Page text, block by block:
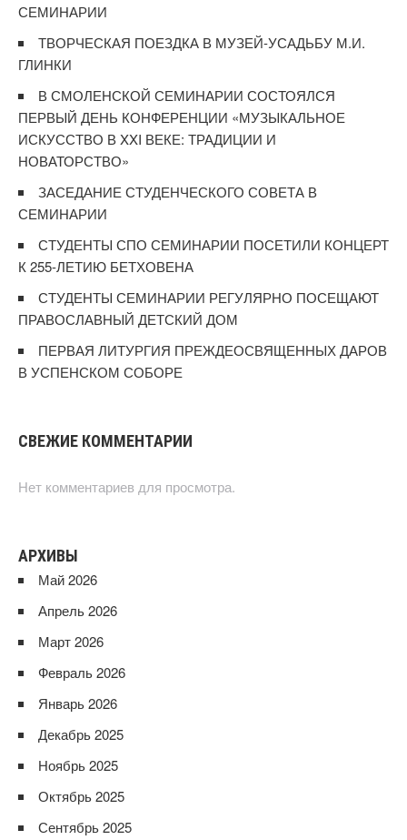
СЕМИНАРИИ
ТВОРЧЕСКАЯ ПОЕЗДКА В МУЗЕЙ-УСАДЬБУ М.И.
ГЛИНКИ
В СМОЛЕНСКОЙ СЕМИНАРИИ СОСТОЯЛСЯ
ПЕРВЫЙ ДЕНЬ КОНФЕРЕНЦИИ «МУЗЫКАЛЬНОЕ
ИСКУССТВО В XXI ВЕКЕ: ТРАДИЦИИ И
НОВАТОРСТВО»
ЗАСЕДАНИЕ СТУДЕНЧЕСКОГО СОВЕТА В
СЕМИНАРИИ
СТУДЕНТЫ СПО СЕМИНАРИИ ПОСЕТИЛИ КОНЦЕРТ
К 255-ЛЕТИЮ БЕТХОВЕНА
СТУДЕНТЫ СЕМИНАРИИ РЕГУЛЯРНО ПОСЕЩАЮТ
ПРАВОСЛАВНЫЙ ДЕТСКИЙ ДОМ
ПЕРВАЯ ЛИТУРГИЯ ПРЕЖДЕОСВЯЩЕННЫХ ДАРОВ
В УСПЕНСКОМ СОБОРЕ
СВЕЖИЕ КОММЕНТАРИИ
Нет комментариев для просмотра.
АРХИВЫ
Май 2026
Апрель 2026
Март 2026
Февраль 2026
Январь 2026
Декабрь 2025
Ноябрь 2025
Октябрь 2025
Сентябрь 2025